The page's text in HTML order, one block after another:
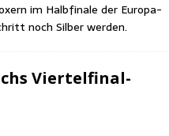
im Halb­fi­na­le der Euro­pa­
noch Sil­ber werden.
Vier­tel­fi­nal­